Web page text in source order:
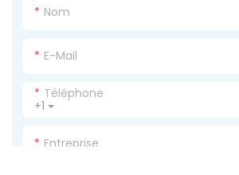
Nom
E-Mail
+1
Téléphone
Entreprise